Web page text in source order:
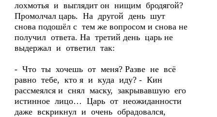
лохмотья и выглядит он нищим бродягой?
Промолчал царь. На другой день шут
снова подошёл с тем же вопросом и снова не
получил ответа. На третий день царь не
выдержал и ответил так:
- Что ты хочешь от меня? Разве не всё
равно тебе, кто я и куда иду? - Кин
рассмеялся и снял маску, закрывавшую его
истинное лицо… Царь от неожиданности
даже вскрикнул и очень обрадовался,